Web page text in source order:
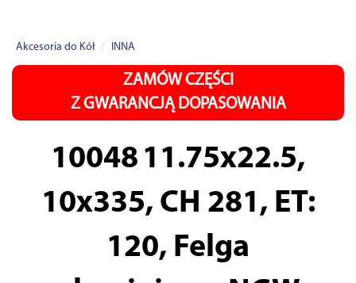
Akcesoria do Kół INNA
ZAMÓW CZĘŚCI
Z GWARANCJĄ DOPASOWANIA
10048 11.75x22.5,
10x335, CH 281, ET:
120, Felga